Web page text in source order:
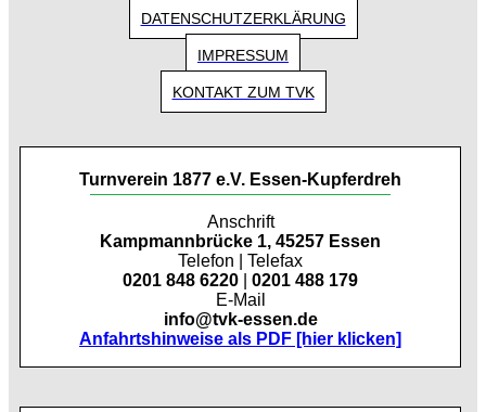
DATENSCHUTZERKLÄRUNG
IMPRESSUM
KONTAKT ZUM TVK
Turnverein 1877 e.V. Essen-Kupferdreh
Anschrift
Kampmannbrücke 1, 45257 Essen
Telefon | Telefax
0201 848 6220
0201 488 179
E-Mail
info@tvk-essen.de
Anfahrtshinweise als PDF [hier klicken]